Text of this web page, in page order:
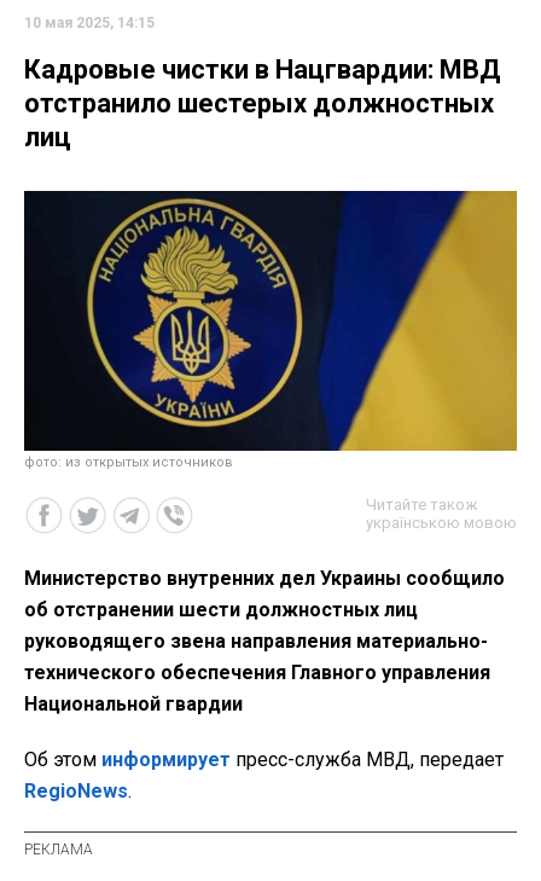
10 мая 2025, 14:15
Кадровые чистки в Нацгвардии: МВД
отстранило шестерых должностных
лиц
фото: из открытых источников
Читайте також
українською мовою
Министерство внутренних дел Украины сообщило
об отстранении шести должностных лиц
руководящего звена направления материально-
технического обеспечения Главного управления
Национальной гвардии
Об этом информирует пресс-служба МВД, передает
RegioNews.